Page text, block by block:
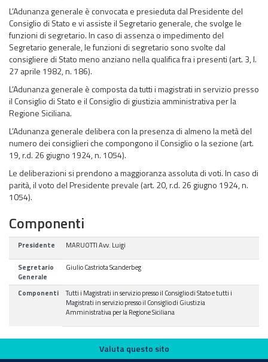
L’Adunanza generale è convocata e presieduta dal Presidente del
Consiglio di Stato e vi assiste il Segretario generale, che svolge le
funzioni di segretario. In caso di assenza o impedimento del
Segretario generale, le funzioni di segretario sono svolte dal
consigliere di Stato meno anziano nella qualifica fra i presenti (art. 3, l.
27 aprile 1982, n. 186).
L’Adunanza generale è composta da tutti i magistrati in servizio presso
il Consiglio di Stato e il Consiglio di giustizia amministrativa per la
Regione Siciliana.
L’Adunanza generale delibera con la presenza di almeno la metà del
numero dei consiglieri che compongono il Consiglio o la sezione (art.
19, r.d. 26 giugno 1924, n. 1054).
Le deliberazioni si prendono a maggioranza assoluta di voti. In caso di
parità, il voto del Presidente prevale (art. 20, r.d. 26 giugno 1924, n.
1054).
Componenti
Presidente MARUOTTI Avv. Luigi
Segretario
Generale
Giulio Castriota Scanderbeg
Componenti
Tutti i Magistrati in servizio presso il Consiglio di Stato e tutti i
Magistrati in servizio presso il Consiglio di Giustizia
Amministrativa per la Regione Siciliana
Valuta questo sito
Valuta questo sito